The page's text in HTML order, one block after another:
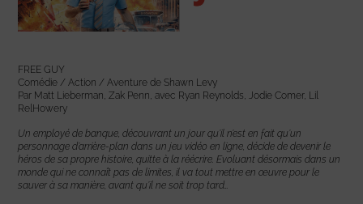
FREE GUY
Comédie / Action / Aventure de Shawn Levy
Par Matt Lieberman, Zak Penn, avec Ryan Reynolds, Jodie Comer, Lil
RelHowery
Un employé de banque, découvrant un jour qu’il n’est en fait qu’un
personnage d’arrière-plan dans un jeu vidéo en ligne, décide de devenir le
héros de sa propre histoire, quitte à la réécrire. Evoluant désormais dans un
monde qui ne connaît pas de limites, il va tout mettre en œuvre pour le
sauver à sa manière, avant qu’il ne soit trop tard…